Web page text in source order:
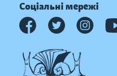
Соціальні мережі